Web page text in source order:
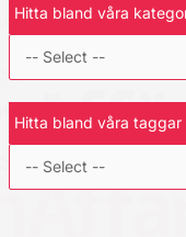
Hitta bland våra
Hitta bland våra taggar